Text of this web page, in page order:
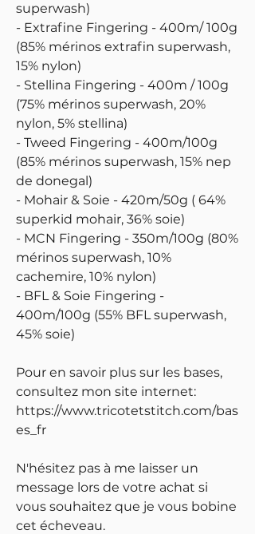
superwash)
- Extrafine Fingering - 400m/ 100g
(85% mérinos extrafin superwash,
15% nylon)
- Stellina Fingering - 400m / 100g
(75% mérinos superwash, 20%
nylon, 5% stellina)
- Tweed Fingering - 400m/100g
(85% mérinos superwash, 15% nep
de donegal)
- Mohair & Soie - 420m/50g ( 64%
superkid mohair, 36% soie)
- MCN Fingering - 350m/100g (80%
mérinos superwash, 10%
cachemire, 10% nylon)
- BFL & Soie Fingering -
400m/100g (55% BFL superwash,
45% soie)
Pour en savoir plus sur les bases,
consultez mon site internet:
https://www.tricotetstitch.com/bas
es_fr
N'hésitez pas à me laisser un
message lors de votre achat si
vous souhaitez que je vous bobine
cet écheveau.